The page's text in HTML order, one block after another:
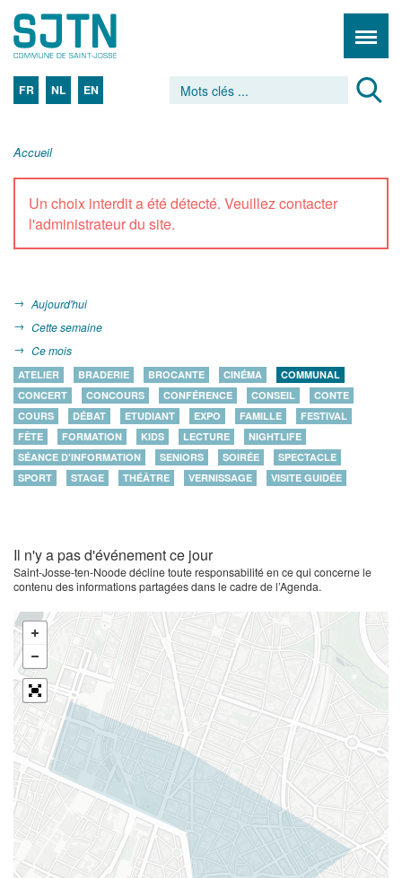
FR NL EN
Accueil
Un choix interdit a été détecté. Veuillez contacter
l'administrateur du site.
Aujourd'hui
Cette semaine
Ce mois
ATELIER BRADERIE BROCANTE CINÉMA
COMMUNAL
CONCERT
CONCOURS CONFÉRENCE CONSEIL
CONTE
COURS
DÉBAT ETUDIANT EXPO FAMILLE
FESTIVAL
FÊTE
FORMATION KIDS LECTURE
NIGHTLIFE
SÉANCE D'INFORMATION
SENIORS SOIRÉE
SPECTACLE
SPORT
STAGE THÉÂTRE VERNISSAGE VISITE GUIDÉE
Il n'y a pas d'événement ce jour
Saint-Josse-ten-Noode décline toute responsabilité en ce qui concerne le
contenu des informations partagées dans le cadre de l’Agenda.